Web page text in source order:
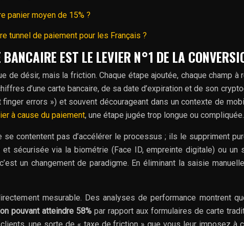
panier moyen de 15% ?
tunnel de paiement pour les Français ?
EST LE LEVIER N°1 DE LA
de désir, mais la friction. Chaque étape ajoutée, chaque champ
d’une carte bancaire, de sa date d’expiration et de son
errors ») et souvent décourageant dans un contexte de
à cause du paiement, une étape jugée trop longue ou compliquée.
contentent pas d’accélérer le processus ; ils le suppriment
sécurisée via la biométrie (Face ID, empreinte digitale) ou un
un changement de paradigme. En éliminant la saisie
mesurable. Des analyses de performance montrent
pouvant atteindre 58% par rapport aux formulaires de carte